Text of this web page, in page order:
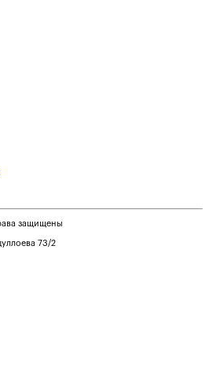
защищены
73/2